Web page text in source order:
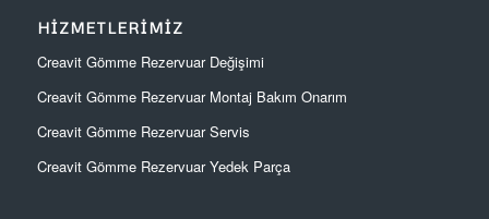
HIZMETLERIMIZ
Creavit Gömme Rezervuar Değişimi
Creavit Gömme Rezervuar Montaj Bakım Onarım
Creavit Gömme Rezervuar Servis
Creavit Gömme Rezervuar Yedek Parça